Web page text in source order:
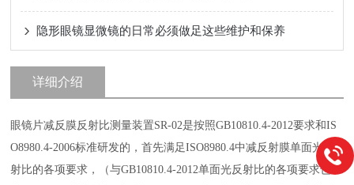
隐形眼镜显微镜的日常必须做足这些维护和保养
详细介绍
眼镜片减反膜反射比测量装置SR-02是按照GB10810.4-2012要求和IS
O8980.4-2006标准研发的，首先满足ISO8980.4中减反射膜单面光反
射比的各项要求，（与GB10810.4-2012单面光反射比的各项要求也*